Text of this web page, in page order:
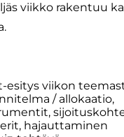
viikko rakentuu
esitys viikon
/ allokaatio,
hajauttaminen